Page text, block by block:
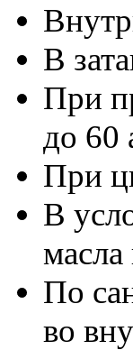
В
При
до 60
При
В
масла
По
во